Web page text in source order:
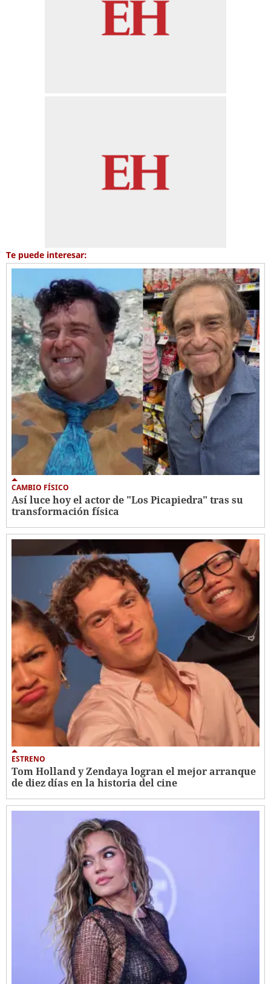
Te puede interesar:
CAMBIO FÍSICO
Así luce hoy el actor de "Los Picapiedra" tras su
transformación física
ESTRENO
Tom Holland y Zendaya logran el mejor arranque
de diez días en la historia del cine